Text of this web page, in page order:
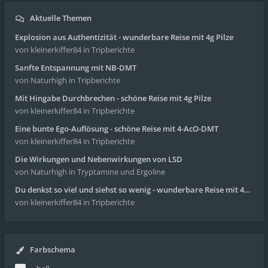
Aktuelle Themen
Explosion aus Authentizität - wunderbare Reise mit 4g Pilze
von kleinerkiffer84 in Tripberichte
Sanfte Entspannung mit NB-DMT
von Naturhigh in Tripberichte
Mit Hingabe Durchbrechen - schöne Reise mit 4g Pilze
von kleinerkiffer84 in Tripberichte
Eine bunte Ego-Auflösung - schöne Reise mit 4-AcO-DMT
von kleinerkiffer84 in Tripberichte
Die Wirkungen und Nebenwirkungen von LSD
von Naturhigh in Tryptamine und Ergoline
Du denkst so viel und siehst so wenig - wunderbare Reise mit 4g Pilze
von kleinerkiffer84 in Tripberichte
Farbschema